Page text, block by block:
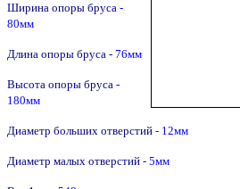
Ширина опоры бруса -
80мм
Длина опоры бруса - 76мм
Высота опоры бруса -
180мм
Диаметр больших отверстий - 12мм
Диаметр малых отверстий - 5мм